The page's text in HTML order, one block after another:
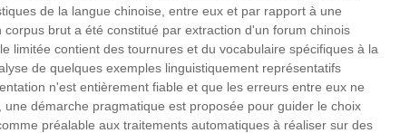
de la langue chinoise, entre eux et par rapport à une
brut a été constitué par extraction d'un forum chinois
limitée contient des tournures et du vocabulaire spécifiques à la
de quelques exemples linguistiquement représentatifs
n'est entièrement fiable et que les erreurs entre eux ne
démarche pragmatique est proposée pour guider le choix
préalable aux traitements automatiques à réaliser sur des